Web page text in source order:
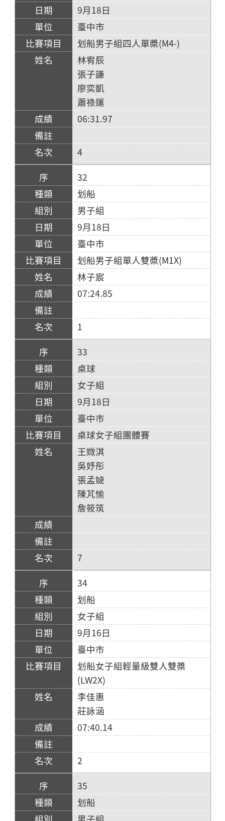
9月18日
臺中市
划船男子組四人單槳(M4-)
林宥辰
張子謙
廖奕凱
蕭祿運
06:31.97
4
32
划船
男子組
9月18日
臺中市
划船男子組單人雙槳(M1X)
林子宸
07:24.85
1
33
桌球
女子組
9月18日
臺中市
桌球女子組團體賽
王媺淇
吳妤彤
張孟媫
陳芃愉
詹筱筑
7
34
划船
女子組
9月16日
臺中市
划船女子組輕量級雙人雙槳
(LW2X)
李佳惠
莊詠涵
07:40.14
2
35
划船